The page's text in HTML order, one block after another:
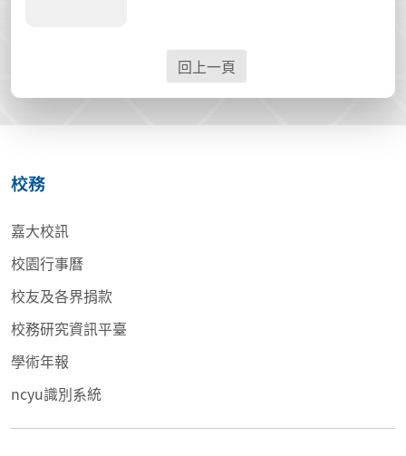
回上一頁
校務
嘉大校訊
校園行事曆
校友及各界捐款
校務研究資訊平臺
學術年報
ncyu識別系統